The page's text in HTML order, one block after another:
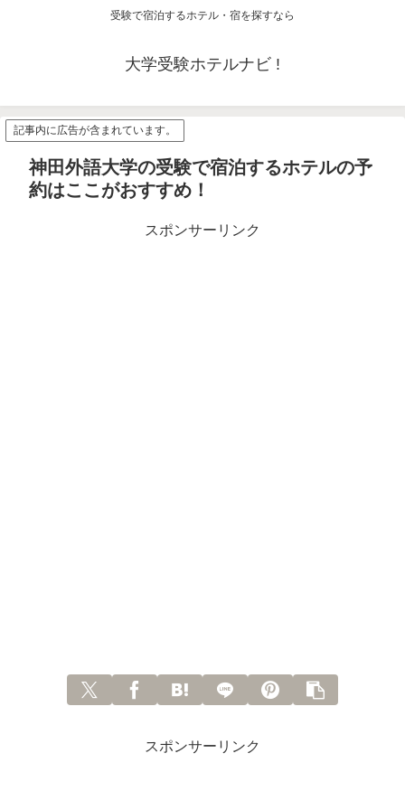
受験で宿泊するホテル・宿を探すなら
大学受験ホテルナビ !
記事内に広告が含まれています。
神田外語大学の受験で宿泊するホテルの予
約はここがおすすめ！
スポンサーリンク
スポンサーリンク